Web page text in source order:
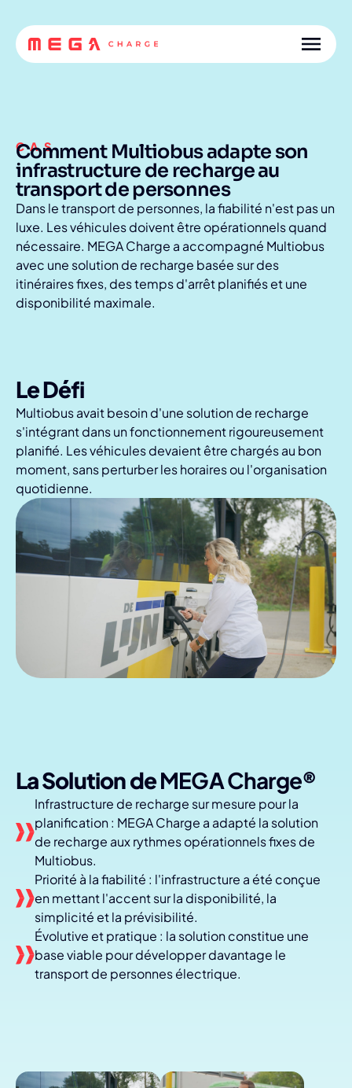
CAS
Comment Multiobus adapte son
infrastructure de recharge au
transport de personnes
Dans le transport de personnes, la fiabilité n'est pas un
luxe. Les véhicules doivent être opérationnels quand
nécessaire. MEGA Charge a accompagné Multiobus
avec une solution de recharge basée sur des
itinéraires fixes, des temps d'arrêt planifiés et une
disponibilité maximale.
Le Défi
Multiobus avait besoin d'une solution de recharge
s'intégrant dans un fonctionnement rigoureusement
planifié. Les véhicules devaient être chargés au bon
moment, sans perturber les horaires ou l'organisation
quotidienne.
La Solution deMEGA Charge®
Infrastructure de recharge sur mesure pour la
planification : MEGA Charge a adapté la solution
de recharge aux rythmes opérationnels fixes de
Multiobus.
Priorité à la fiabilité : l'infrastructure a été conçue
en mettant l'accent sur la disponibilité, la
simplicité et la prévisibilité.
Évolutive et pratique : la solution constitue une
base viable pour développer davantage le
transport de personnes électrique.